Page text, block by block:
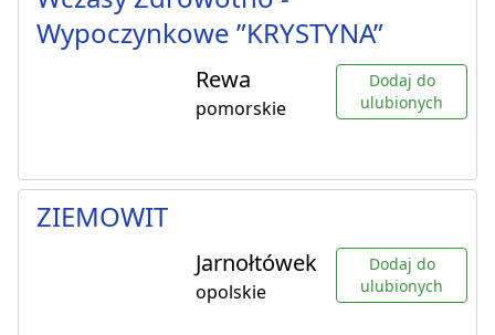
Wypoczynkowe ”KRYSTYNA”
Rewa
pomorskie
Dodaj do
ulubionych
ZIEMOWIT
Jarnołtówek
opolskie
Dodaj do
ulubionych